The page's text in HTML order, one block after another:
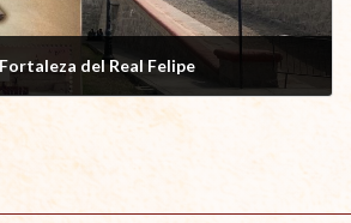
del Real Felipe